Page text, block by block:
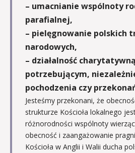
– umacnianie wspólnoty
parafialnej,
– pielęgnowanie polskich
narodowych,
– działalność
potrzebującym,
pochodzenia czy
Jesteśmy przekonani, że
strukturze Kościoła lokalnego
różnorodności wspólnoty
obecność i zaangażowanie
Kościoła w Anglii i Walii ducha